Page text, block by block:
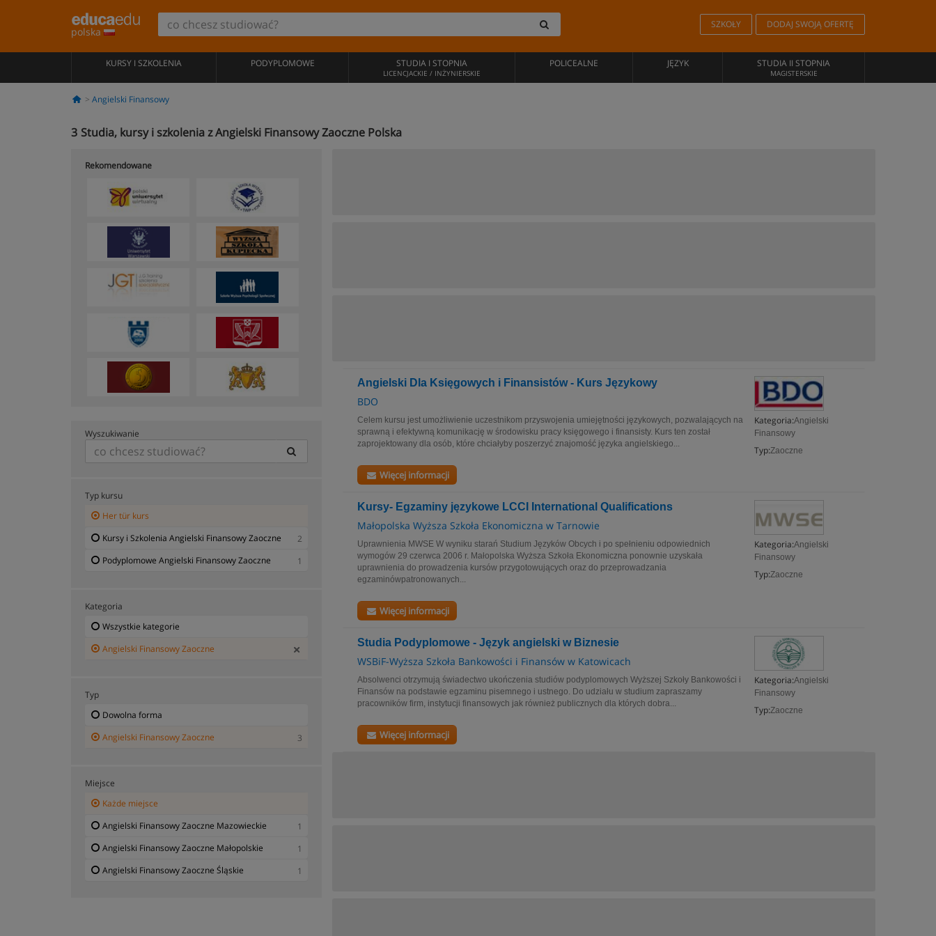
polska
SZKOŁY DODAJ SWOJĄ OFERTĘ
KURSY I SZKOLENIA PODYPLOMOWE STUDIA I STOPNIA
LICENCJACKIE / INŻYNIERSKIE
POLICEALNE JĘZYK STUDIA II STOPNIA
MAGISTERSKIE
Angielski Finansowy
3 Studia, kursy i szkolenia z Angielski Finansowy Zaoczne Polska
Angielski Dla Księgowych i Finansistów - Kurs Językowy
BDO
Kategoria:Angielski
Finansowy
Typ:Zaoczne
Celem kursu jest umożliwienie uczestnikom przyswojenia umiejętności językowych, pozwalających na
sprawną i efektywną komunikację w środowisku pracy księgowego i finansisty. Kurs ten został
zaprojektowany dla osób, które chciałyby poszerzyć znajomość języka angielskiego...
Więcej informacji
Kursy- Egzaminy językowe LCCI International Qualifications
Małopolska Wyższa Szkoła Ekonomiczna w Tarnowie
Kategoria:Angielski
Finansowy
Typ:Zaoczne
Uprawnienia MWSE W wyniku starań Studium Języków Obcych i po spełnieniu odpowiednich
wymogów 29 czerwca 2006 r. Małopolska Wyższa Szkoła Ekonomiczna ponownie uzyskała
uprawnienia do prowadzenia kursów przygotowujących oraz do przeprowadzania
egzaminówpatronowanych...
Więcej informacji
Studia Podyplomowe - Język angielski w Biznesie
WSBiF-Wyższa Szkoła Bankowości i Finansów w Katowicach
Kategoria:Angielski
Finansowy
Typ:Zaoczne
Absolwenci otrzymują świadectwo ukończenia studiów podyplomowych Wyższej Szkoły Bankowości i
Finansów na podstawie egzaminu pisemnego i ustnego. Do udziału w studium zapraszamy
pracowników firm, instytucji finansowych jak również publicznych dla których dobra...
Więcej informacji
Rekomendowane
Wyszukiwanie
Typ kursu
Her tür kurs
Kursy i Szkolenia Angielski Finansowy Zaoczne
2
Podyplomowe Angielski Finansowy Zaoczne
1
Kategoria
Wszystkie kategorie
Angielski Finansowy Zaoczne
Typ
Dowolna forma
Angielski Finansowy Zaoczne
3
Miejsce
Każde miejsce
Angielski Finansowy Zaoczne Mazowieckie
1
Angielski Finansowy Zaoczne Małopolskie
1
Angielski Finansowy Zaoczne Śląskie
1